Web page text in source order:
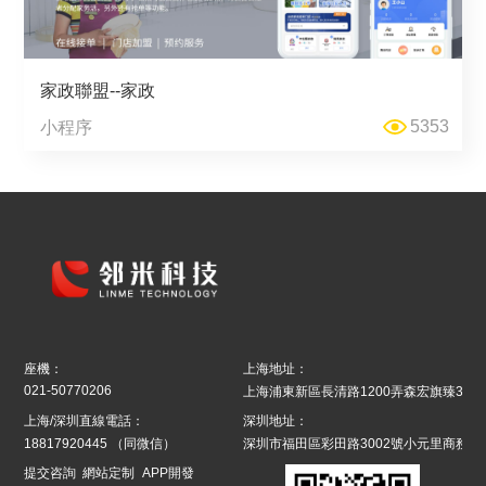
家政聯盟--家政
小程序
5353
座機：
021-50770206
上海/深圳直線電話：
18817920445
（同微信）
上海地址：
上海浦東新區長清路1200弄森宏旗臻39
深圳地址：
深圳市福田區彩田路3002號小元里商務辦
提交咨詢 網站定制 APP開發